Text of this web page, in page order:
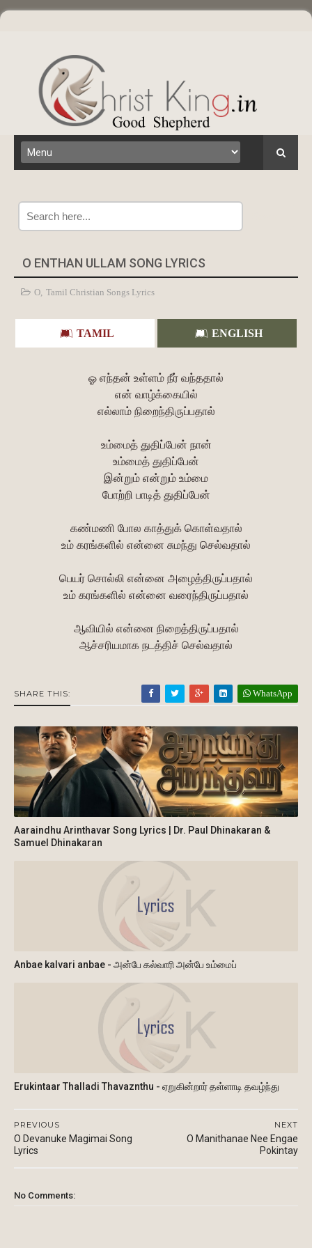
O ENTHAN ULLAM SONG LYRICS
O, Tamil Christian Songs Lyrics
TAMIL ENGLISH
ஓ எந்தன் உள்ளம் நீர் வந்ததால்
என் வாழ்க்கையில்
எல்லாம் நிறைந்திருப்பதால்
உம்மைத் துதிப்பேன் நான்
உம்மைத் துதிப்பேன்
இன்றும் என்றும் உம்மை
போற்றி பாடித் துதிப்பேன்
கண்மணி போல காத்துக் கொள்வதால்
உம் கரங்களில் என்னை சுமந்து செல்வதால்
பெயர் சொல்லி என்னை அழைத்திருப்பதால்
உம் கரங்களில் என்னை வரைந்திருப்பதால்
ஆவியில் என்னை நிறைத்திருப்பதால்
ஆச்சரியமாக நடத்திச் செல்வதால்
SHARE THIS: WhatsApp
Aaraindhu Arinthavar Song Lyrics | Dr. Paul Dhinakaran &
Samuel Dhinakaran
Anbae kalvari anbae - அன்பே கல்வாரி அன்பே உம்மைப்
Erukintaar Thalladi Thavaznthu - ஏறுகின்றார் தள்ளாடி தவழ்ந்து
NEXT
O Manithanae Nee Engae
Pokintay
PREVIOUS
O Devanuke Magimai Song
Lyrics
No Comments: